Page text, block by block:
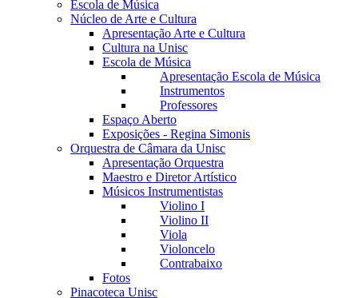
Escola de Música
Núcleo de Arte e Cultura
Apresentação Arte e Cultura
Cultura na Unisc
Escola de Música
Apresentação Escola de Música
Instrumentos
Professores
Espaço Aberto
Exposições - Regina Simonis
Orquestra de Câmara da Unisc
Apresentação Orquestra
Maestro e Diretor Artístico
Músicos Instrumentistas
Violino I
Violino II
Viola
Violoncelo
Contrabaixo
Fotos
Pinacoteca Unisc